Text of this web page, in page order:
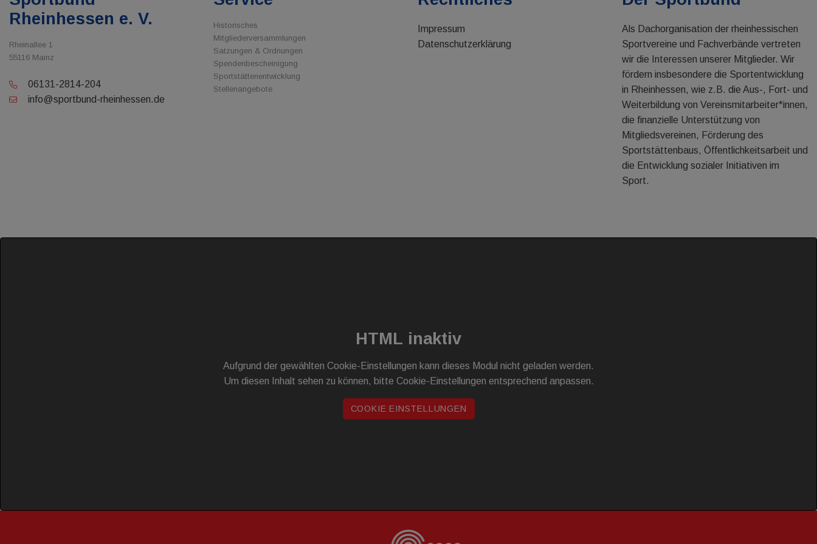
Rheinhessen e. V.
Rheinallee 1
55116 Mainz
06131-2814-204
info@sportbund-rheinhessen.de
Historisches
Mitgliederversammlungen
Satzungen & Ordnungen
Spendenbescheinigung
Sportstättenentwicklung
Stellenangebote
Impressum
Datenschutzerklärung
Als Dachorganisation der rheinhessischen
Sportvereine und Fachverbände vertreten
wir die Interessen unserer Mitglieder. Wir
fördern insbesondere die Sportentwicklung
in Rheinhessen, wie z.B. die Aus-, Fort- und
Weiterbildung von Vereinsmitarbeiter*innen,
die finanzielle Unterstützung von
Mitgliedsvereinen, Förderung des
Sportstättenbaus, Öffentlichkeitsarbeit und
die Entwicklung sozialer Initiativen im
Sport.
HTML inaktiv
Aufgrund der gewählten Cookie-Einstellungen kann dieses Modul nicht geladen werden.
Um diesen Inhalt sehen zu können, bitte Cookie-Einstellungen entsprechend anpassen.
COOKIE EINSTELLUNGEN